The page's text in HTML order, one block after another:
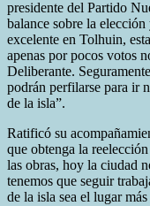
presidente del Partido
balance sobre la
excelente en Tolhuin,
apenas por pocos votos
Deliberante.
podrán perfilarse para ir
de la isla”.
Ratificó su
que obtenga la
las obras, hoy la ciudad
tenemos que seguir
de la isla sea el lugar